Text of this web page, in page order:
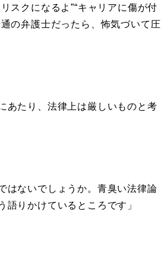
スクになるよ”“キャリアに傷が付
の弁護士だったら、怖気づいて圧
あたり、法律上は厳しいものと考
はないでしょうか。青臭い法律論
りかけているところです」